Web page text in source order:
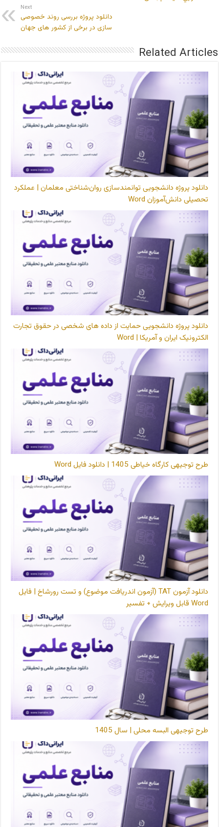
Next
دانلود پروژه بررسی روند خصوصی
سازی در برخی از کشور های جهان
Related Articles
دانلود پروژه دانشجویی توانمندسازی روان‌شناختی معلمان | عملکرد
تحصیلی دانش‌آموزان Word
دانلود پروژه دانشجویی حمایت از داده های شخصی در حقوق تجارت
الکترونیک ایران و آمریکا | Word
طرح توجیهی کارگاه خیاطی 1405 | دانلود فایل Word
دانلود آزمون TAT (آزمون اندریافت موضوع) و تست رورشاخ | فایل
Word قابل ویرایش + تفسیر
طرح توجیهی البسه محلی | سال 1405